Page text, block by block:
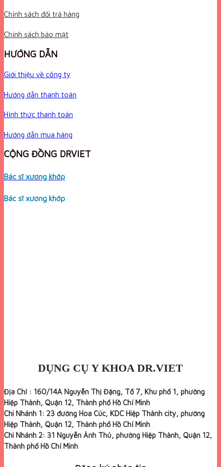
Chính sách đổi trả hàng
Chính sách bảo mật
HƯỚNG DẪN
Giới thiệu về công ty
Hướng dẫn thanh toán
Hình thức thanh toán
Hướng dẫn mua hàng
CỘNG ĐỒNG DRVIET
Bác sĩ xương khớp
Bác sĩ xương khớp
DỤNG CỤ Y KHOA DR.VIET
Địa Chỉ : 160/14A Nguyễn Thị Đặng, Tổ 7, Khu phố 1, phường
Hiệp Thành, Quận 12, Thành phố Hồ Chí Minh
Chi Nhánh 1: 23 đường Hoa Cúc, KDC Hiệp Thành city, phường
Hiệp Thành, Quận 12, Thành phố Hồ Chí Minh
Chi Nhánh 2: 31 Nguyễn Ảnh Thủ, phường Hiệp Thành, Quận 12,
Thành phố Hồ Chí Minh